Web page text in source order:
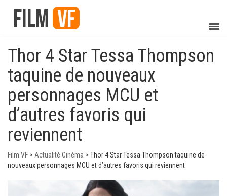
Thor 4 Star Tessa Thompson
taquine de nouveaux
personnages MCU et
d’autres favoris qui
reviennent
Film VF > Actualité Cinéma > Thor 4 Star Tessa Thompson taquine de
nouveaux personnages MCU et d’autres favoris qui reviennent